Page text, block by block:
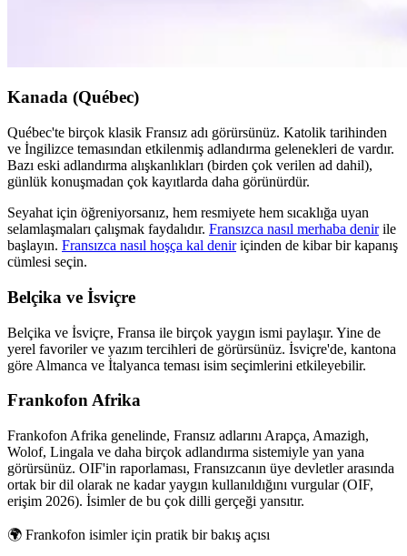
Kanada (Québec)
Québec'te birçok klasik Fransız adı görürsünüz. Katolik tarihinden
ve İngilizce temasından etkilenmiş adlandırma gelenekleri de vardır.
Bazı eski adlandırma alışkanlıkları (birden çok verilen ad dahil),
günlük konuşmadan çok kayıtlarda daha görünürdür.
Seyahat için öğreniyorsanız, hem resmiyete hem sıcaklığa uyan
selamlaşmaları çalışmak faydalıdır. Fransızca nasıl merhaba denirile
başlayın. Fransızca nasıl hoşça kal deniriçinden de kibar bir kapanış
cümlesi seçin.
Belçika ve İsviçre
Belçika ve İsviçre, Fransa ile birçok yaygın ismi paylaşır. Yine de
yerel favoriler ve yazım tercihleri de görürsünüz. İsviçre'de, kantona
göre Almanca ve İtalyanca teması isim seçimlerini etkileyebilir.
Frankofon Afrika
Frankofon Afrika genelinde, Fransız adlarını Arapça, Amazigh,
Wolof, Lingala ve daha birçok adlandırma sistemiyle yan yana
görürsünüz. OIF'in raporlaması, Fransızcanın üye devletler arasında
ortak bir dil olarak ne kadar yaygın kullanıldığını vurgular (OIF,
erişim 2026). İsimler de bu çok dilli gerçeği yansıtır.
🌍 Frankofon isimler için pratik bir bakış açısı